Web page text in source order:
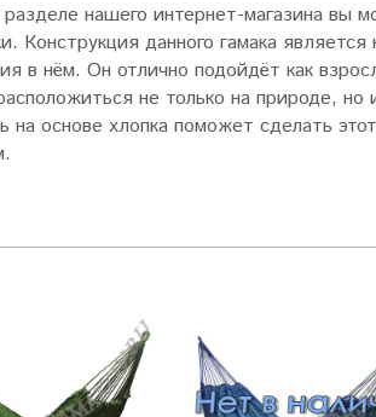
нашего интернет-магазина вы
Конструкция данного гамака
в нём. Он отлично подойдёт как
не только на природе,
на основе хлопка поможет сделать